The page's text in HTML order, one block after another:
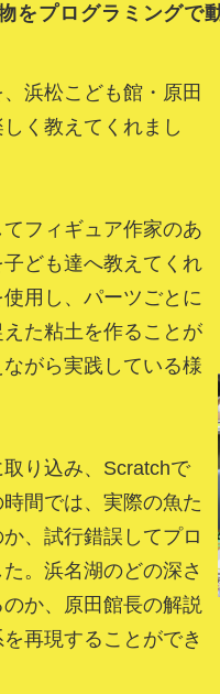
をプログラミングで
浜松こども館・原田
く教えてくれまし
フィギュア作家のあ
ども達へ教えてくれ
用し、パーツごとに
た粘土を作ることが
がら実践している様
り込み、Scratchで
間では、実際の魚た
、試行錯誤してプロ
。浜名湖のどの深さ
か、原田館長の解説
再現することができ